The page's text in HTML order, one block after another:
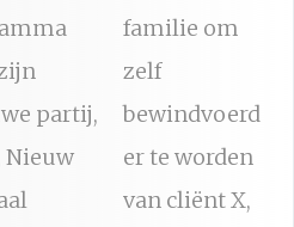
partij,
Nieuw
familie om
zelf
bewindvoerd
er te worden
van cliënt X,